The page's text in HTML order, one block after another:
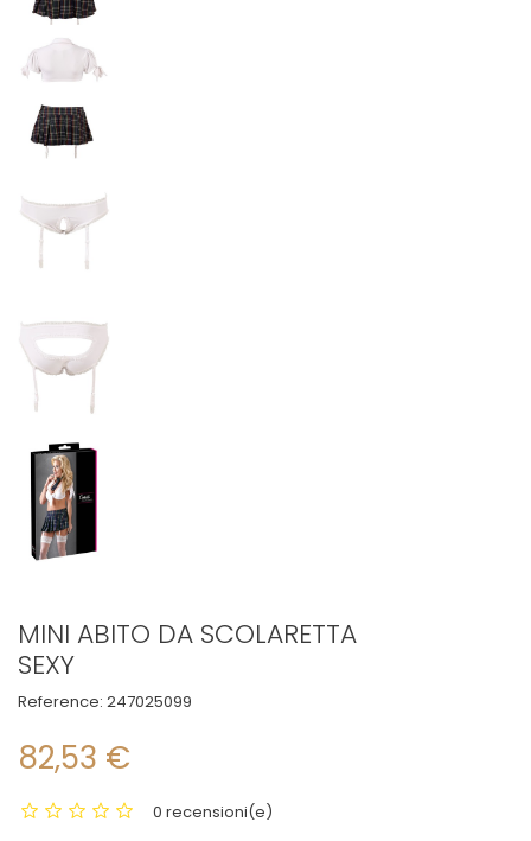
MINI ABITO DA SCOLARETTA
SEXY
Reference: 247025099
82,53 €
0 recensioni(e)